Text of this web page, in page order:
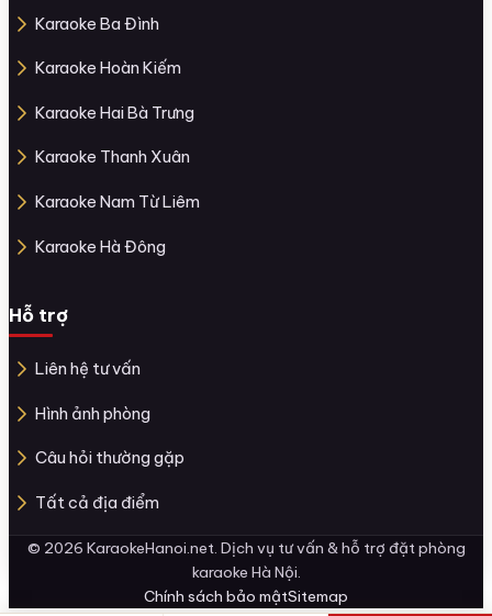
Karaoke Ba Đình
Karaoke Hoàn Kiếm
Karaoke Hai Bà Trưng
Karaoke Thanh Xuân
Karaoke Nam Từ Liêm
Karaoke Hà Đông
Hỗ trợ
Liên hệ tư vấn
Hình ảnh phòng
Câu hỏi thường gặp
Tất cả địa điểm
© 2026 KaraokeHanoi.net. Dịch vụ tư vấn & hỗ trợ đặt phòng
karaoke Hà Nội.
Chính sách bảo mậtSitemap